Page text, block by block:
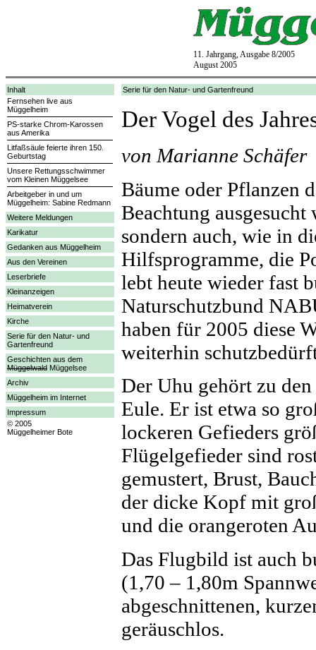
11. Jahrgang, Ausgabe 8/2005
August 2005
Inhalt
Fernsehen live aus
Müggelheim
PS-starke Chrom-Karossen
aus Amerika
Litfaßsäule feierte ihren 150.
Geburtstag
Unsere Rettungsschwimmer
vom Kleinen Müggelsee
Arbeitgeber in und um
Müggelheim: Sabine Redmann
Weitere Meldungen
Karikatur
Gedanken aus Müggelheim
Aus den Vereinen
Leserbriefe
Kleinanzeigen
Heimatverein
Kirche
Serie für den Natur- und
Gartenfreund
Geschichten aus dem
Müggelwald Müggelsee
Archiv
Müggelheim im Internet
Impressum
© 2005
Müggelheimer Bote
Serie für den Natur- und Gartenfreund
Der Vogel des
von Marianne Schäfer
Bäume oder Pflanzen
Beachtung
sondern auch, wie in
Hilfsprogramme, die
lebt heute wieder fast
Naturschutzbund
haben für 2005 diese
weiterhin
Der Uhu gehört zu
Eule. Er ist etwa so
lockeren Gefieders
Flügelgefieder sind
gemustert, Brust,
der dicke Kopf mit
und die orangeroten
Das Flugbild ist auch
(1,70 – 1,80m
abgeschnittenen,
geräuschlos.